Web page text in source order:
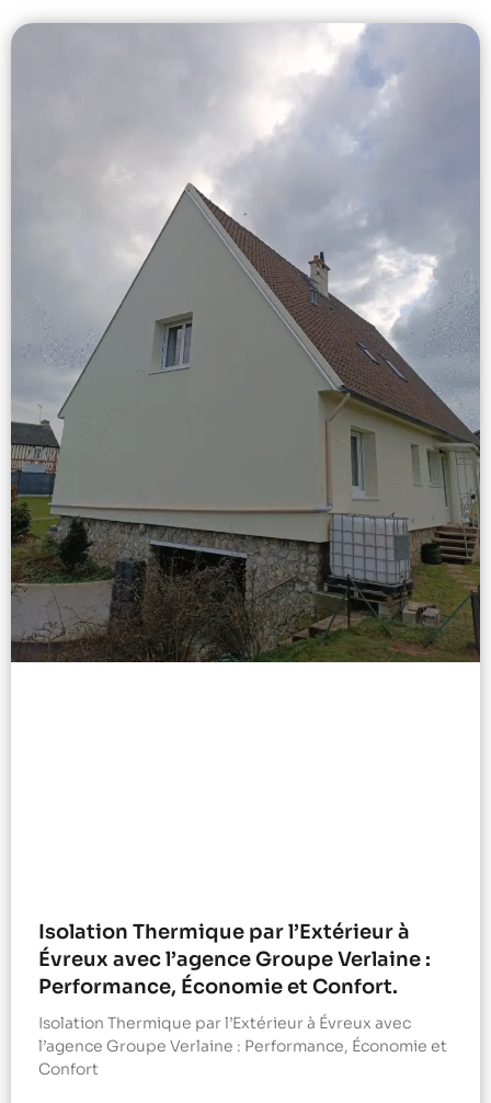
Isolation Thermique par l’Extérieur à
Évreux avec l’agence Groupe Verlaine :
Performance, Économie et Confort.
Isolation Thermique par l’Extérieur à Évreux avec
l’agence Groupe Verlaine : Performance, Économie et
Confort